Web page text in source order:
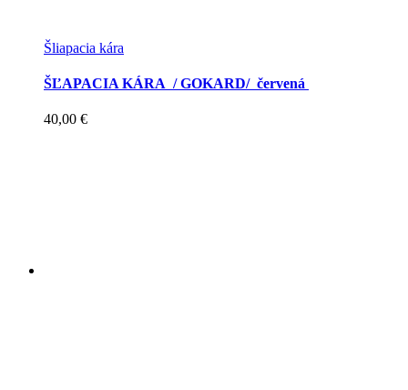
Šliapacia kára
ŠĽAPACIA KÁRA / GOKARD/ červená
40,00 €